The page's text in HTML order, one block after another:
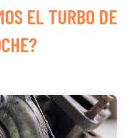
EL TURBO DE